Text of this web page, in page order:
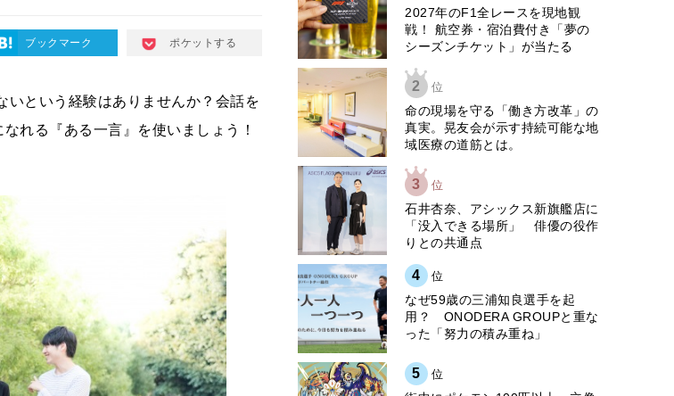
ブックマーク ポケットする
という経験はありませんか？会話を
れる『ある一言』を使いましょう！
2027年のF1全レースを現地観
戦！ 航空券・宿泊費付き「夢の
シーズンチケット」が当たる
2 位
​命の現場を守る「働き方改革」の
真実。晃友会が示す持続可能な地
域医療の道筋とは。
3 位
石井杏奈、アシックス新旗艦店に
「没入できる場所」 俳優の役作
りとの共通点
4 位
なぜ59歳の三浦知良選手を起
用？ ONODERA GROUPと重な
った「努力の積み重ね」
5 位